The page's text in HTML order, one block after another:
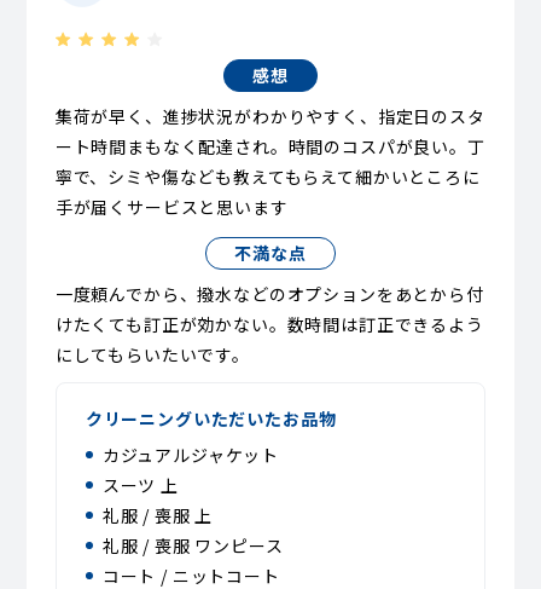
感想
集荷が早く、進捗状況がわかりやすく、指定日のスタ
ート時間まもなく配達され。時間のコスパが良い。丁
寧で、シミや傷なども教えてもらえて細かいところに
手が届くサービスと思います
不満な点
一度頼んでから、撥水などのオプションをあとから付
けたくても訂正が効かない。数時間は訂正できるよう
にしてもらいたいです。
クリーニングいただいたお品物
カジュアルジャケット
スーツ 上
礼服 / 喪服 上
礼服 / 喪服 ワンピース
コート / ニットコート